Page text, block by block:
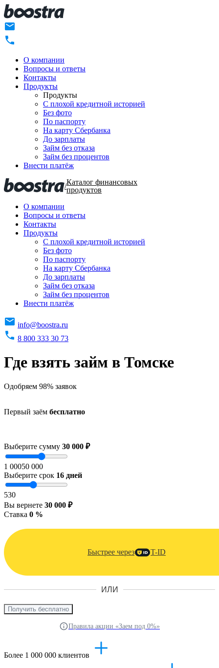
О компании
Вопросы и ответы
Контакты
Продукты
Продукты
C плохой кредитной историей
Без фото
По паспорту
На карту Сбербанка
До зарплаты
Займ без отказа
Займ без процентов
Внести платёж
/Каталог финансовых
продуктов
О компании
Вопросы и ответы
Контакты
Продукты
C плохой кредитной историей
Без фото
По паспорту
На карту Сбербанка
До зарплаты
Займ без отказа
Займ без процентов
Внести платёж
info@boostra.ru
8 800 333 30 73
Где взять займ в Томске
Одобряем 98% заявок
Первый заём бесплатно
Выберите сумму 30 000 ₽
1 00050 000
Выберите срок 16 дней
530
Вы вернете 30 000 ₽
Ставка 0 %
Быстрее через T-ID
ИЛИ
Получить бесплатно
Правила акции «Заем под 0%»
Более 1 000 000 клиентов